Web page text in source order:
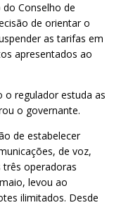
Conselho de
de orientar o
as tarifas em
apresentados ao
o regulador estuda as
o governante.
de estabelecer
de voz,
três operadoras
levou ao
ilimitados. Desde